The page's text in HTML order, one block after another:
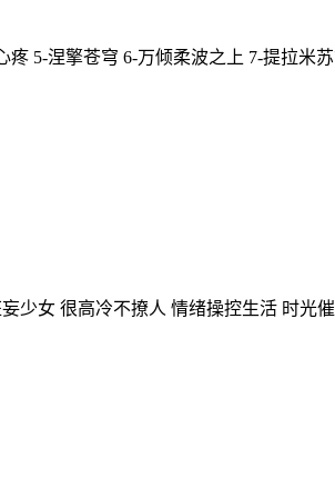
5-涅擎苍穹 6-万倾柔波之上 7-提拉米
少女 很高冷不撩人 情绪操控生活 时光